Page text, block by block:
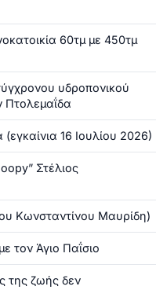
60τμ με 450τμ
υδροπονικού
Πτολεμαΐδα
16 Ιουλίου 2026)
Στέλιος
Κωνσταντίνου Μαυρίδη)
τον Άγιο Παΐσιο
της ζωής δεν